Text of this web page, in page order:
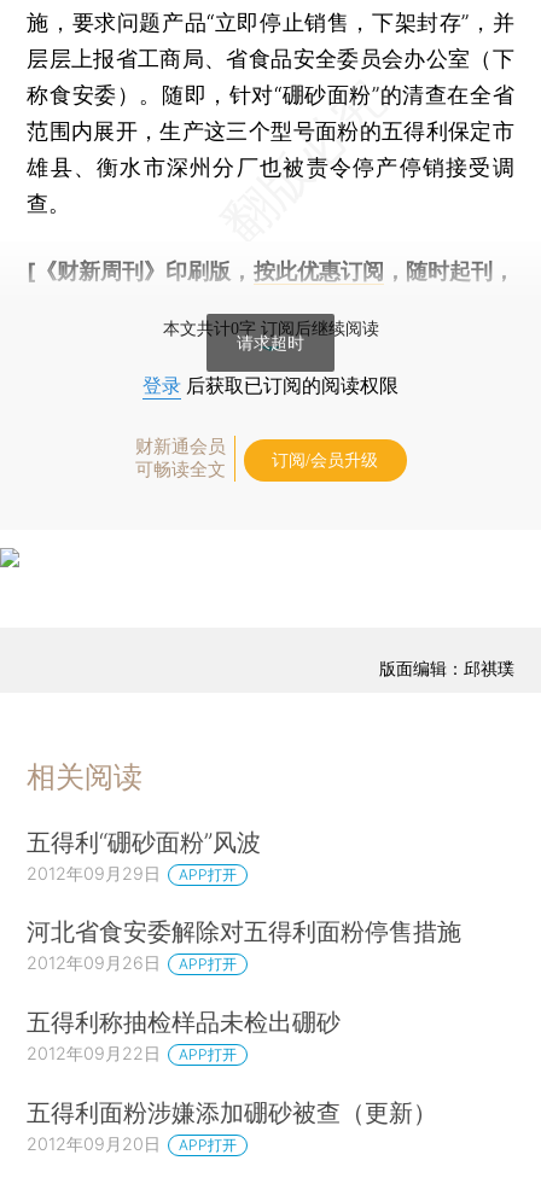
施，要求问题产品“立即停止销售，下架封存”，并
层层上报省工商局、省食品安全委员会办公室（下
称食安委）。随即，针对“硼砂面粉”的清查在全省
范围内展开，生产这三个型号面粉的五得利保定市
雄县、衡水市深州分厂也被责令停产停销接受调
查。
[《财新周刊》印刷版， 按此优惠订阅 ，随时起刊，
本文共计0字 订阅后继续阅读
登录 后获取已订阅的阅读权限
财新通会员
可畅读全文
订阅/会员升级
版面编辑：邱祺璞
相关阅读
五得利“硼砂面粉”风波
2012年09月29日 APP打开
河北省食安委解除对五得利面粉停售措施
2012年09月26日 APP打开
五得利称抽检样品未检出硼砂
2012年09月22日 APP打开
五得利面粉涉嫌添加硼砂被查（更新）
2012年09月20日 APP打开
请求超时